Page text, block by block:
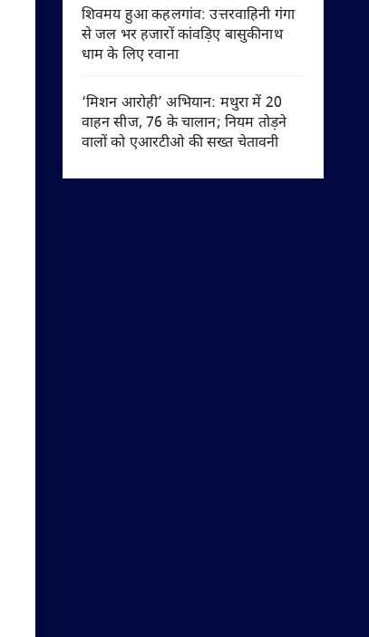
शिवमय हुआ कहलगांव: उत्तरवाहिनी गंगा
से जल भर हजारों कांवड़िए बासुकीनाथ
धाम के लिए रवाना
‘मिशन आरोही’ अभियान: मथुरा में 20
वाहन सीज, 76 के चालान; नियम तोड़ने
वालों को एआरटीओ की सख्त चेतावनी